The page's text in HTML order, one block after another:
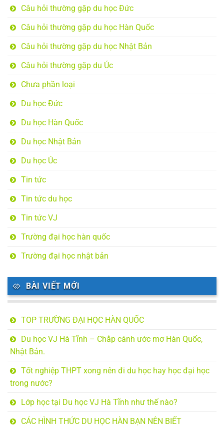
Câu hỏi thường gặp du học Đức
Câu hỏi thường gặp du học Hàn Quốc
Câu hỏi thường gặp du học Nhật Bản
Câu hỏi thường gặp du Úc
Chưa phần loại
Du học Đức
Du học Hàn Quốc
Du học Nhật Bản
Du học Úc
Tin tức
Tin tức du học
Tin tức VJ
Trường đại học hàn quốc
Trường đại học nhật bản
BÀI VIẾT MỚI
TOP TRƯỜNG ĐẠI HỌC HÀN QUỐC
Du học VJ Hà Tĩnh – Chắp cánh ước mơ Hàn Quốc,
Nhật Bản.
Tốt nghiệp THPT xong nên đi du học hay học đại học
trong nước?
Lớp học tại Du học VJ Hà Tĩnh như thế nào?
CÁC HÌNH THỨC DU HỌC HÀN BẠN NÊN BIẾT